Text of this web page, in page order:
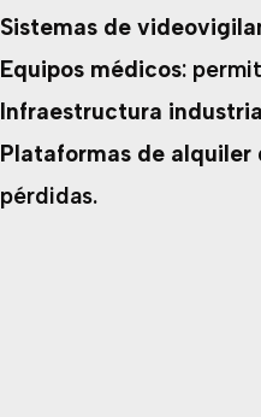
Sistemas de
Equipos médicos:
Infraestructura
Plataformas de alquiler
pérdidas.